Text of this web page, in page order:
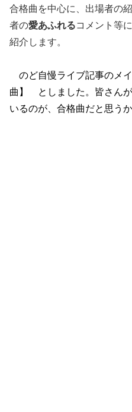
合格曲を中心に、出場者の
者の愛あふれるコメント等
紹介します。
のど自慢ライブ記事のメ
曲】 としました。皆さん
いるのが、合格曲だと思うか